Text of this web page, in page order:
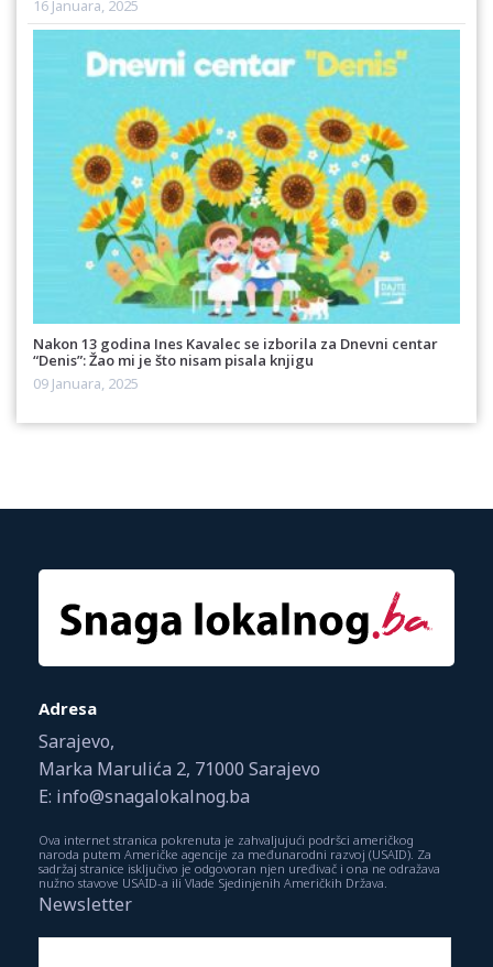
16 Januara, 2025
Nakon 13 godina Ines Kavalec se izborila za Dnevni centar
“Denis”: Žao mi je što nisam pisala knjigu
09 Januara, 2025
Adresa
Sarajevo,
Marka Marulića 2, 71000 Sarajevo
E: info@snagalokalnog.ba
Ova internet stranica pokrenuta je zahvaljujući podršci američkog
naroda putem Američke agencije za međunarodni razvoj (USAID). Za
sadržaj stranice isključivo je odgovoran njen uređivač i ona ne odražava
nužno stavove USAID-a ili Vlade Sjedinjenih Američkih Država.
Newsletter